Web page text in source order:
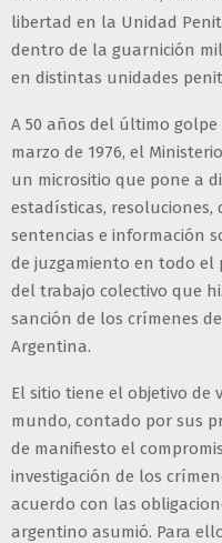
libertad en la Unidad
dentro de la guarnición
en distintas unidades
A 50 años del último golpe
marzo de 1976, el
un micrositio que pone a
estadísticas, resoluciones,
sentencias e información
de juzgamiento en todo el
del trabajo colectivo que
sanción de los crímenes
Argentina.
El sitio tiene el objetivo de
mundo, contado por sus
de manifiesto el
investigación de los
acuerdo con las
argentino asumió. Para